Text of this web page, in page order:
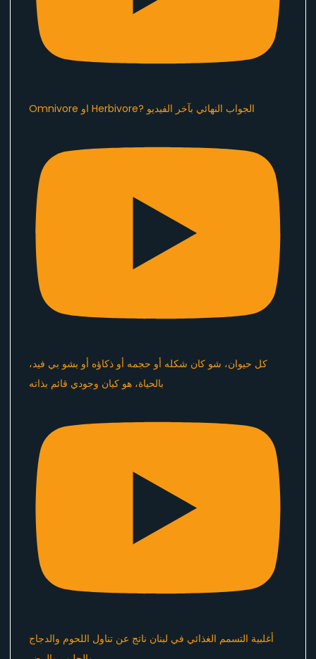
Omnivore او Herbivore? الجواب النهائي بآخر الفيديو
كل حيوان، شو كان شكله أو حجمه أو ذكاؤه أو بشو بي فيد،
بالحياة، هو كيان وجودي قائم بذاته
أغلبية التسمم الغذائي في لبنان ناتج عن تناول اللحوم والدجاج